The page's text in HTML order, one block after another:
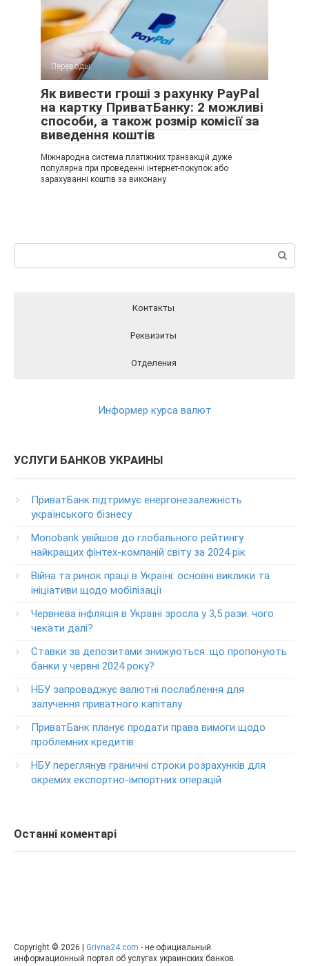
Переводы
Як вивести гроші з рахунку PayPal
на картку ПриватБанку: 2 можливі
способи, а також розмір комісії за
виведення коштів
Міжнародна система платіжних транзакцій дуже
популярна при проведенні інтернет-покупок або
зарахуванні коштів за виконану
Пошук:
Контакты
Реквизиты
Отделения
Круглосуточный телефон поддержки клиентов
(Бесплатно с мобильных в пределах Украины)
+38-056-716-11-31
клиентов ПриватБанка
Колл центр: 3700
Круглосуточный телефон поддержки VIP­-клиентов
ПриватБанка
+38-056-716-12-12
+38-073-900-00-02
Круглосуточный телефон поддержки владельцев карт
класса GOLD
Круглосуточный телефон поддержки обслуживания
0-800-500-030
0-800-500-804
Информер курса валют
УСЛУГИ БАНКОВ УКРАИНЫ
ПриватБанк підтримує енергонезалежність
українського бізнесу
Monobank увійшов до глобального рейтингу
найкращих фінтех-компаній світу за 2024 рік
Війна та ринок праці в Україні: основні виклики та
ініціативи щодо мобілізації
Червнева інфляція в Україні зросла у 3,5 рази: чого
чекати далі?
Ставки за депозитами знижуються: що пропонують
банки у червні 2024 року?
НБУ запроваджує валютні послаблення для
залучення приватного капіталу
ПриватБанк планує продати права вимоги щодо
проблемних кредитів
НБУ переглянув граничні строки розрахунків для
окремих експортно-імпортних операцій
Останні коментарі
Copyright © 2026 | Grivna24.com - не официальный
информационный портал об услугах украинских банков.